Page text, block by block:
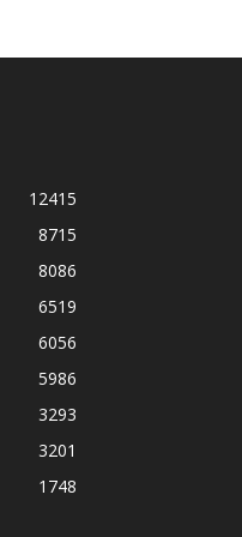
12415
8715
8086
6519
6056
5986
3293
3201
1748